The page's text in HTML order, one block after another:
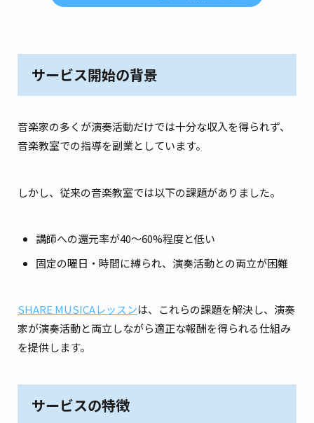
サービス開始の背景
音楽家の多くが演奏活動だけでは十分な収入を得られず、
音楽教室での指導を副業としています。
しかし、従来の音楽教室では以下の課題がありました。
講師への還元率が40〜60%程度と低い
固定の曜日・時間に縛られ、演奏活動との両立が困難
SHARE MUSICAレッスンは、これらの課題を解決し、演奏
家が演奏活動と両立しながら適正な報酬を得られる仕組み
を提供します。
サービスの特徴